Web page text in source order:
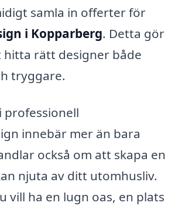
samla in offerter för
i Kopparberg. Detta gör
hitta rätt designer både
tryggare.
professionell
innebär mer än bara
också om att skapa en
njuta av ditt utomhusliv.
vill ha en lugn oas, en plats